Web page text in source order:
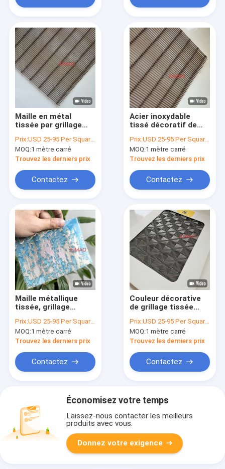
Maille en métal
tissée par grillage
architecturale de
pièce industrielle
Prix:USD 25-95 Per Square Meter
MOQ:1 mètre carré
Trouvez les derniers prix
Contactez
Acier inoxydable
tissé décoratif de
de maille en métal
fait sur commande
Prix:USD 25-95 Per Square Meter
MOQ:1 mètre carré
Trouvez les derniers prix
Contactez
Maille métallique
tissée, grillage
séparation de pièce,
moustiquaire de
fenêtre,
Prix:USD 25-95 Per Square Meter
MOQ:1 mètre carré
Trouvez les derniers prix
Contactez
Couleur décorative
de grillage tissée
extérieure de maille
en métal variable
Prix:USD 25-95 Per Square Meter
MOQ:1 mètre carré
Trouvez les derniers prix
Contactez
Économisez votre temps
Laissez-nous contacter les meilleurs
produits avec vous.
Donnez votre exigence